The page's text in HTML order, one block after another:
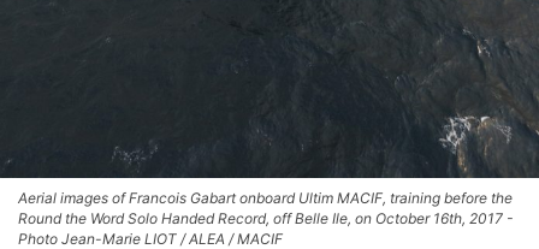
Aerial images of Francois Gabart onboard Ultim MACIF, training before the
Round the Word Solo Handed Record, off Belle Ile, on October 16th, 2017 -
Photo Jean-Marie LIOT / ALEA / MACIF